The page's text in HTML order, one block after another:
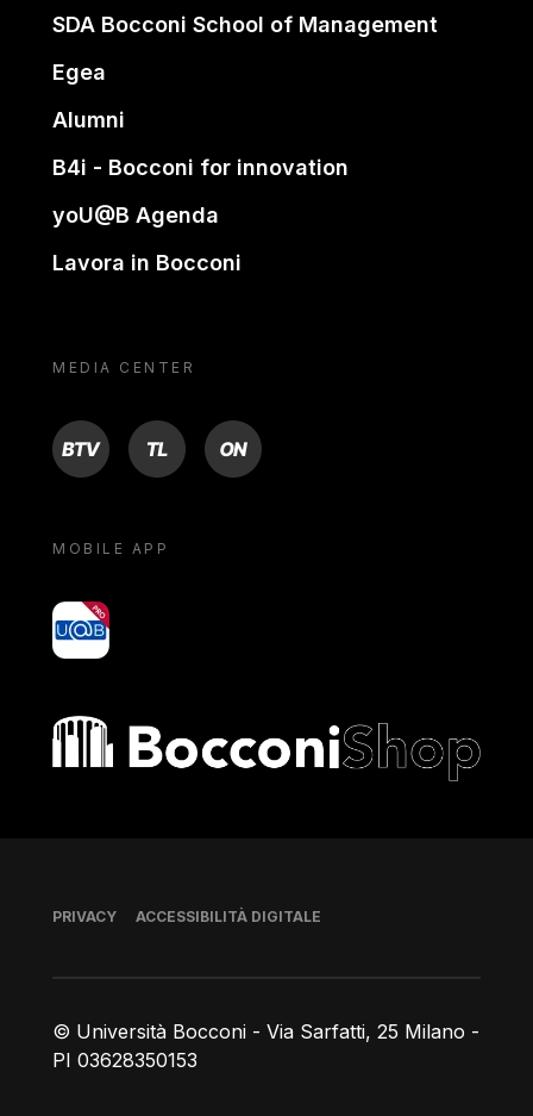
SDA Bocconi School of Management
Egea
Alumni
B4i - Bocconi for innovation
yoU@B Agenda
Lavora in Bocconi
MEDIA CENTER
BTV TL ON
MOBILE APP
yoU@B
Bocconi shop
© Università Bocconi - Via Sarfatti, 25 Milano -
PI 03628350153
Piè di pagina
PRIVACY ACCESSIBILITÀ DIGITALE